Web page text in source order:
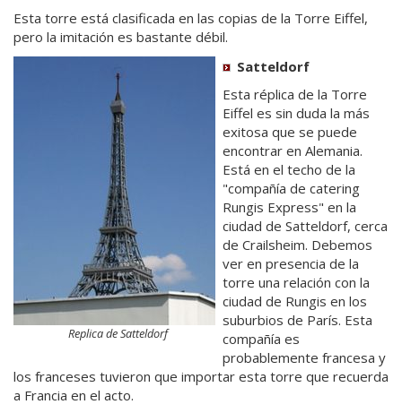
Esta torre está clasificada en las copias de la Torre Eiffel,
pero la imitación es bastante débil.
Replica de Satteldorf
Satteldorf
Esta réplica de la Torre
Eiffel es sin duda la más
exitosa que se puede
encontrar en Alemania.
Está en el techo de la
"compañía de catering
Rungis Express" en la
ciudad de Satteldorf, cerca
de Crailsheim. Debemos
ver en presencia de la
torre una relación con la
ciudad de Rungis en los
suburbios de París. Esta
compañía es
probablemente francesa y
los franceses tuvieron que importar esta torre que recuerda
a Francia en el acto.